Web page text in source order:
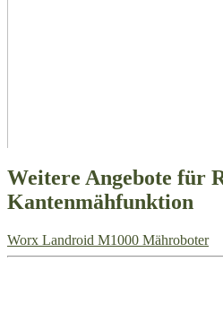
Weitere Angebote für
Kantenmähfunktion
Worx Landroid M1000 Mähroboter